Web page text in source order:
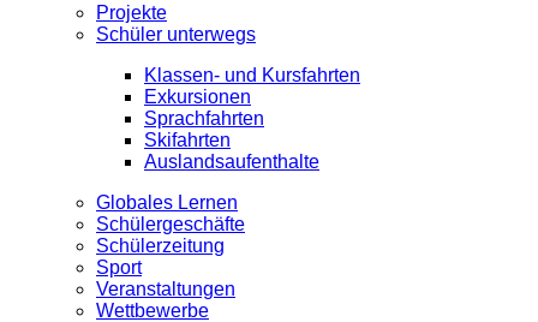
Projekte
Schüler unterwegs
Klassen- und Kursfahrten
Exkursionen
Sprachfahrten
Skifahrten
Auslandsaufenthalte
Globales Lernen
Schülergeschäfte
Schülerzeitung
Sport
Veranstaltungen
Wettbewerbe